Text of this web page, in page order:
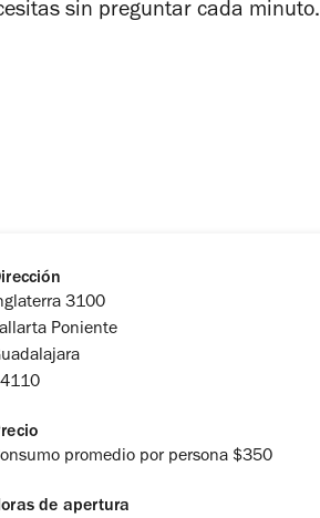
sin preguntar cada minuto.
3100
Poniente
promedio por persona $350
de apertura